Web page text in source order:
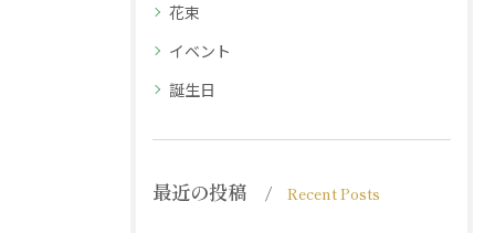
花束
イベント
誕生日
最近の投稿 Recent Posts